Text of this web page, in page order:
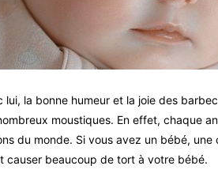
la bonne humeur et la joie des
moustiques. En effet, chaque
du monde. Si vous avez un bébé,
causer beaucoup de tort à votre bébé.